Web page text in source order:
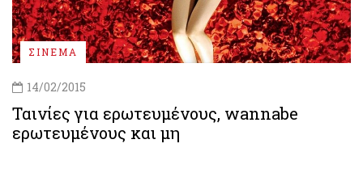
ΣΙΝΕΜΑ
14/02/2015
Ταινίες για ερωτευμένους, wannabe
ερωτευμένους και μη